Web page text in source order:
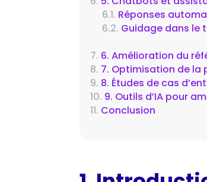
Réponses
Guidage dans le
6. Amélioration du
7. Optimisation de la
8. Études de cas
9. Outils d’IA pour
Conclusion